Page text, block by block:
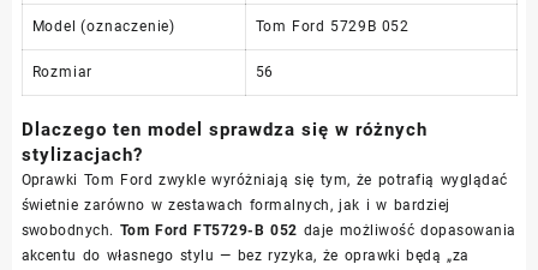
Model (oznaczenie) Tom Ford 5729B 052
Rozmiar 56
Dlaczego ten model sprawdza się w różnych
stylizacjach?
Oprawki Tom Ford zwykle wyróżniają się tym, że potrafią wyglądać
świetnie zarówno w zestawach formalnych, jak i w bardziej
swobodnych. Tom Ford FT5729-B 052 daje możliwość dopasowania
akcentu do własnego stylu — bez ryzyka, że oprawki będą „za